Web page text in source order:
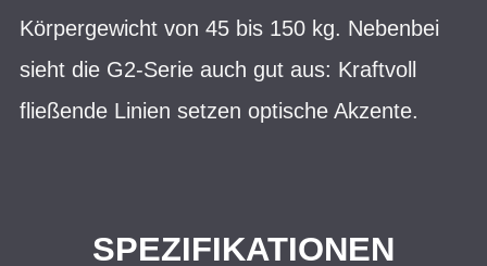
Körpergewicht von 45 bis 150 kg. Nebenbei
sieht die G2-Serie auch gut aus: Kraftvoll
fließende Linien setzen optische Akzente.
SPEZIFIKATIONEN